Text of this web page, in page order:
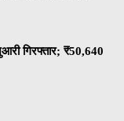
गिरफ्तार; ₹50,640